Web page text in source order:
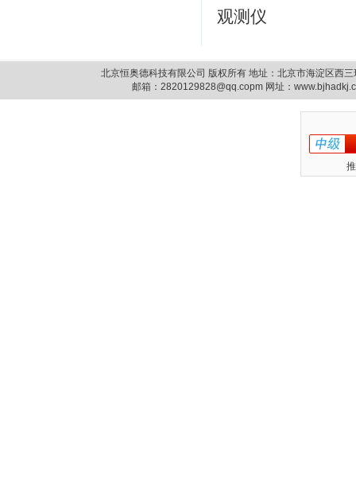
观测仪
北京恒奥德科技有限公司 版权所有 地址：北京市海淀区西
邮箱：2820129828@qq.copm 网址：